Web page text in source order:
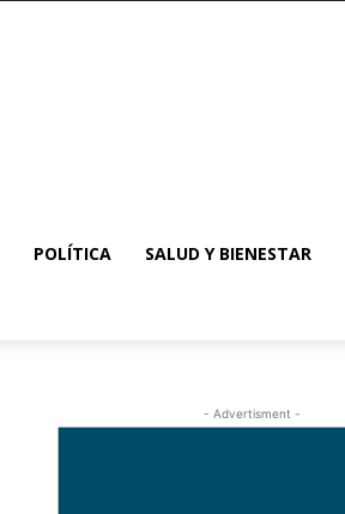
POLÍTICA SALUD Y BIENESTAR
- Advertisment -